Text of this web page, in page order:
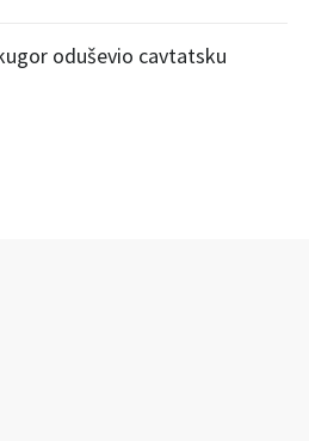
oduševio cavtatsku